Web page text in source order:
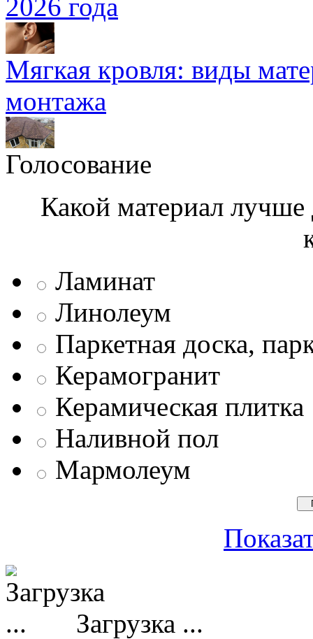
2026 года
Мягкая кровля: виды
монтажа
Голосование
Какой материал
Ламинат
Линолеум
Паркетная доска,
Керамогранит
Керамическая плитка
Наливной пол
Мармолеум
Загрузка ...